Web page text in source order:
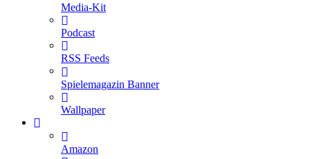
Media-Kit
Podcast
RSS Feeds
Spielemagazin Banner
Wallpaper
Amazon